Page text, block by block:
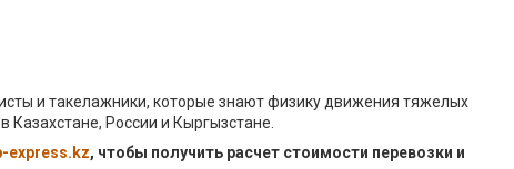
и такелажники, которые знают физику движения тяжелых
России и Кыргызстане.
express.kz, чтобы получить расчет стоимости перевозки и